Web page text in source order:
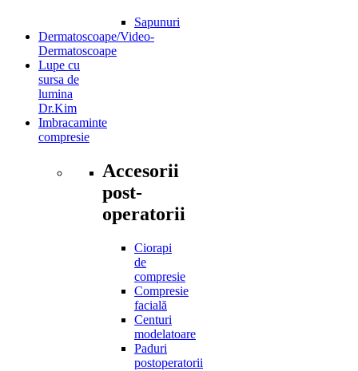
Sapunuri
Dermatoscoape/Video-
Dermatoscoape
Lupe cu
sursa de
lumina
Dr.Kim
Imbracaminte
compresie
Accesorii
post-
operatorii
Ciorapi
de
compresie
Compresie
facială
Centuri
modelatoare
Paduri
postoperatorii